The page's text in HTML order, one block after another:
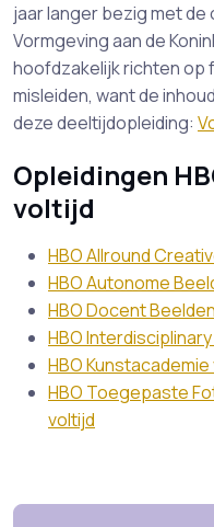
jaar langer bezig met de
Vormgeving aan de
hoofdzakelijk richten op
misleiden, want de
deze deeltijdopleiding:
Opleidingen
voltijd
HBO Allround
HBO Autonome
HBO Docent
HBO
HBO
HBO Toegepaste
voltijd